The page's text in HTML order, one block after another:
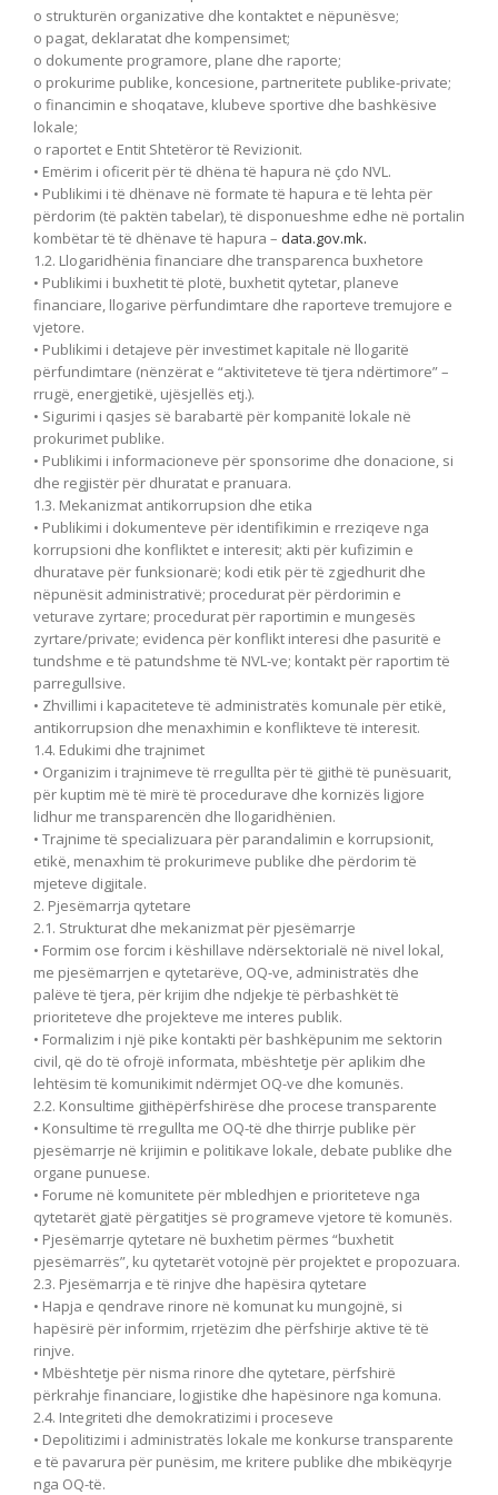
o strukturën organizative dhe kontaktet e nëpunësve;
o pagat, deklaratat dhe kompensimet;
o dokumente programore, plane dhe raporte;
o prokurime publike, koncesione, partneritete publike-private;
o financimin e shoqatave, klubeve sportive dhe bashkësive
lokale;
o raportet e Entit Shtetëror të Revizionit.
• Emërim i oficerit për të dhëna të hapura në çdo NVL.
• Publikimi i të dhënave në formate të hapura e të lehta për
përdorim (të paktën tabelar), të disponueshme edhe në portalin
kombëtar të të dhënave të hapura – data.gov.mk.
1.2. Llogaridhënia financiare dhe transparenca buxhetore
• Publikimi i buxhetit të plotë, buxhetit qytetar, planeve
financiare, llogarive përfundimtare dhe raporteve tremujore e
vjetore.
• Publikimi i detajeve për investimet kapitale në llogaritë
përfundimtare (nënzërat e “aktiviteteve të tjera ndërtimore” –
rrugë, energjetikë, ujësjellës etj.).
• Sigurimi i qasjes së barabartë për kompanitë lokale në
prokurimet publike.
• Publikimi i informacioneve për sponsorime dhe donacione, si
dhe regjistër për dhuratat e pranuara.
1.3. Mekanizmat antikorrupsion dhe etika
• Publikimi i dokumenteve për identifikimin e rreziqeve nga
korrupsioni dhe konfliktet e interesit; akti për kufizimin e
dhuratave për funksionarë; kodi etik për të zgjedhurit dhe
nëpunësit administrativë; procedurat për përdorimin e
veturave zyrtare; procedurat për raportimin e mungesës
zyrtare/private; evidenca për konflikt interesi dhe pasuritë e
tundshme e të patundshme të NVL-ve; kontakt për raportim të
parregullsive.
• Zhvillimi i kapaciteteve të administratës komunale për etikë,
antikorrupsion dhe menaxhimin e konflikteve të interesit.
1.4. Edukimi dhe trajnimet
• Organizim i trajnimeve të rregullta për të gjithë të punësuarit,
për kuptim më të mirë të procedurave dhe kornizës ligjore
lidhur me transparencën dhe llogaridhënien.
• Trajnime të specializuara për parandalimin e korrupsionit,
etikë, menaxhim të prokurimeve publike dhe përdorim të
mjeteve digjitale.
2. Pjesëmarrja qytetare
2.1. Strukturat dhe mekanizmat për pjesëmarrje
• Formim ose forcim i këshillave ndërsektorialë në nivel lokal,
me pjesëmarrjen e qytetarëve, OQ-ve, administratës dhe
palëve të tjera, për krijim dhe ndjekje të përbashkët të
prioriteteve dhe projekteve me interes publik.
• Formalizim i një pike kontakti për bashkëpunim me sektorin
civil, që do të ofrojë informata, mbështetje për aplikim dhe
lehtësim të komunikimit ndërmjet OQ-ve dhe komunës.
2.2. Konsultime gjithëpërfshirëse dhe procese transparente
• Konsultime të rregullta me OQ-të dhe thirrje publike për
pjesëmarrje në krijimin e politikave lokale, debate publike dhe
organe punuese.
• Forume në komunitete për mbledhjen e prioriteteve nga
qytetarët gjatë përgatitjes së programeve vjetore të komunës.
• Pjesëmarrje qytetare në buxhetim përmes “buxhetit
pjesëmarrës”, ku qytetarët votojnë për projektet e propozuara.
2.3. Pjesëmarrja e të rinjve dhe hapësira qytetare
• Hapja e qendrave rinore në komunat ku mungojnë, si
hapësirë për informim, rrjetëzim dhe përfshirje aktive të të
rinjve.
• Mbështetje për nisma rinore dhe qytetare, përfshirë
përkrahje financiare, logjistike dhe hapësinore nga komuna.
2.4. Integriteti dhe demokratizimi i proceseve
• Depolitizimi i administratës lokale me konkurse transparente
e të pavarura për punësim, me kritere publike dhe mbikëqyrje
nga OQ-të.